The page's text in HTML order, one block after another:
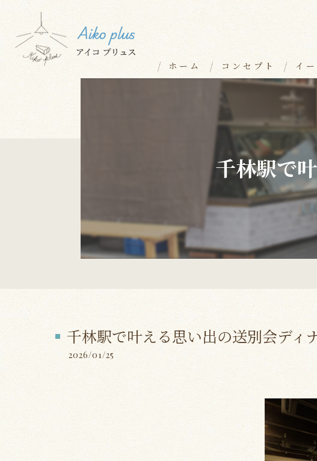
ホーム コンセプト イ
ラン
デザ
アラ
ドリ
パ
千林駅で
千林駅で叶える思い出の送別会ディ
2026/01/25